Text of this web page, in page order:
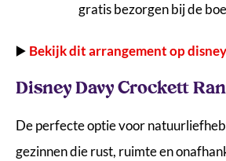
gratis bezorgen bij de
▶️ Bekijk dit arrangement op
Disney Davy Crockett
De perfecte optie voor
gezinnen die rust, ruimte en